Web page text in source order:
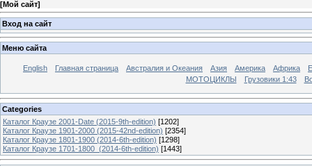
[Мой сайт]
Вход на сайт
Меню сайта
English Главная страница Австралия и Океания Азия Америка Африка
МОТОЦИКЛЫ
Грузовики 1:43
Categories
Каталог Краузе 2001-Date (2015-9th-edition) [1202]
Каталог Краузе 1901-2000 (2015-42nd-edition) [2354]
Каталог Краузе 1801-1900 (2014-6th-edition) [1298]
Каталог Краузе 1701-1800_(2014-6th-edition) [1443]